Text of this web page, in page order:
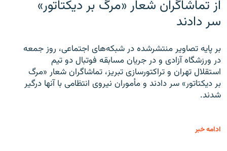
از تماشاگران شعار «مرگ بر دیکتاتور»
سر دادند
بر پایه تصاویر منتشرشده در شبکه‌های اجتماعی، روز جمعه
در ورزشگاه آزادی و در جریان مسابقه فوتبال دو تیم
استقلال تهران و تراکتورسازی تبریز، تماشاگران شعار «مرگ
بر دیکتاتور» سر دادند و مأموران نیروی انتظامی با آنها درگیر
شدند.
ادامه خبر